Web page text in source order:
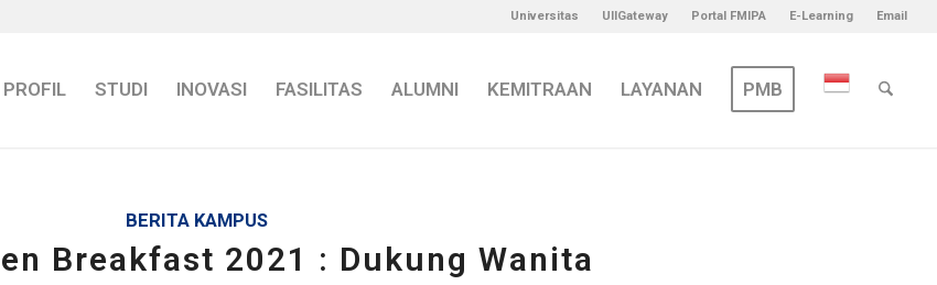
Universitas UIIGateway Portal FMIPA E-Learning Email
PROFIL STUDI INOVASI FASILITAS ALUMNI KEMITRAAN LAYANAN PMB
BERITA KAMPUS
Breakfast 2021 : Dukung Wanita